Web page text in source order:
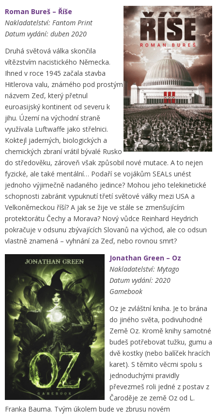
Roman Bureš – Říše
Nakladatelství: Fantom Print
Datum vydání: duben 2020
Druhá světová válka skončila
vítězstvím nacistického Německa.
Ihned v roce 1945 začala stavba
Hitlerova valu, známého pod prostým
názvem Zeď, který přetnul
euroasijský kontinent od severu k
jihu. Území na východní straně
využívala Luftwaffe jako střelnici.
Koktejl jaderných, biologických a
chemických zbraní vrátil bývalé Rusko
do středověku, zároveň však způsobil nové mutace. A to nejen
fyzické, ale také mentální… Podaří se vojákům SEALs unést
jednoho výjimečně nadaného jedince? Mohou jeho telekinetické
schopnosti zabránit vypuknutí třetí světové války mezi USA a
Velkoněmeckou říší? A jak se žije ve stále se zmenšujícím
protektorátu Čechy a Morava? Nový vůdce Reinhard Heydrich
pokračuje v odsunu zbývajících Slovanů na východ, ale co odsun
vlastně znamená – vyhnání za Zeď, nebo rovnou smrt?
Jonathan Green – Oz
Nakladatelství: Mytago
Datum vydání: 2020
Gamebook
Oz je zvláštní kniha. Je to brána
do jiného světa, podivuhodné
Země Oz. Kromě knihy samotné
budeš potřebovat tužku, gumu a
dvě kostky (nebo balíček hracích
karet). S těmito věcmi spolu s
jednoduchými pravidly
převezmeš roli jedné z postav z
Čaroděje ze země Oz od L.
Franka Bauma. Tvým úkolem bude ve zbrusu novém